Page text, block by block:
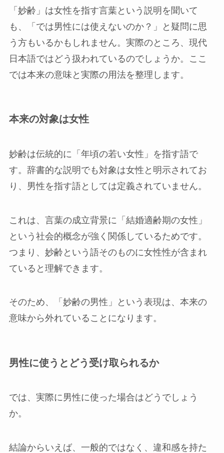
「妙齢」は女性を指す言葉という説明を聞いて
も、「では男性には使えないのか？」と疑問に思
う方もいるかもしれません。実際のところ、現代
日本語ではどう扱われているのでしょうか。ここ
では本来の意味と実際の用法を整理します。
本来の対象は女性
妙齢は伝統的に「年頃の若い女性」を指す語で
す。辞書的な説明でも対象は女性と明示されてお
り、男性を指す語としては定義されていません。
これは、言葉の成立背景に「結婚適齢期の女性」
という社会的概念が強く関係しているためです。
つまり、妙齢という語そのものに女性性が含まれ
ていると理解できます。
そのため、「妙齢の男性」という表現は、本来の
意味から外れていることになります。
男性に使うとどう受け取られるか
では、実際に男性に使った場合はどうでしょう
か。
結論からいえば、一般的ではなく、違和感を持た